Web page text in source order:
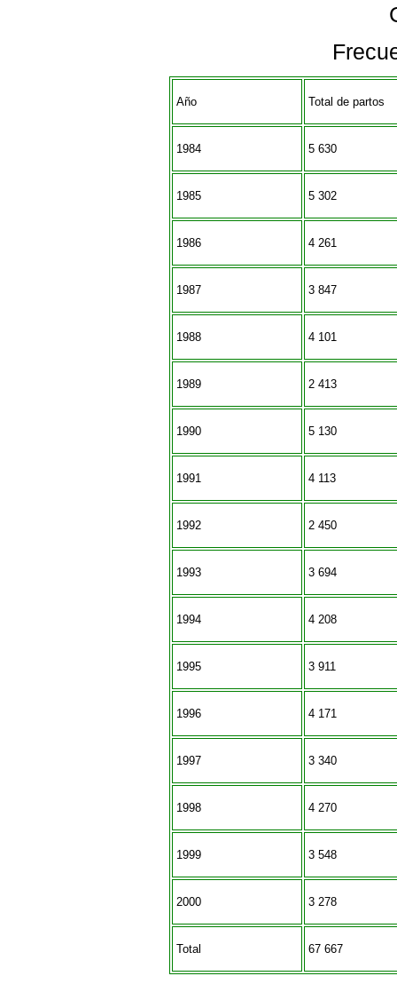
Año Total de partos
1984 5 630
1985 5 302
1986 4 261
1987 3 847
1988 4 101
1989 2 413
1990 5 130
1991 4 113
1992 2 450
1993 3 694
1994 4 208
1995 3 911
1996 4 171
1997 3 340
1998 4 270
1999 3 548
2000 3 278
Total 67 667